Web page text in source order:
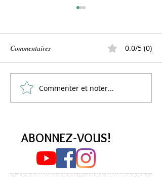
Lemon Curd Vegan :
L'alternative saine aux pois
Commentaires 0.0/5 (0)
Commenter et noter...
ABONNEZ-VOUS!